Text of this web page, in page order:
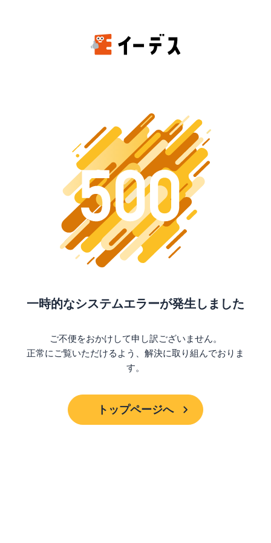
一時的なシステムエラーが発生しました
ご不便をおかけして申し訳ございません。
正常にご覧いただけるよう、解決に取り組んでおりま
す。
トップページへ